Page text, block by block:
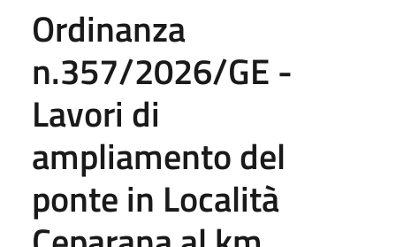
Ordinanza
n.357/2026/GE -
Lavori di
ampliamento del
ponte in Località